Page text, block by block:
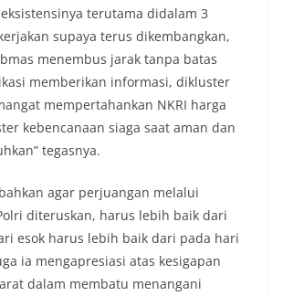
terutama didalam 3
supaya terus dikembangkan,
menembus jarak tanpa batas
memberikan informasi, dikluster
mempertahankan NKRI harga
kebencanaan siaga saat aman dan
tegasnya.
agar perjuangan melalui
diteruskan, harus lebih baik dari
esok harus lebih baik dari pada hari
ia mengapresiasi atas kesigapan
dalam membatu menangani